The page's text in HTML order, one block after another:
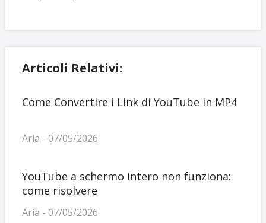
Articoli Relativi:
Come Convertire i Link di YouTube in MP4
Aria - 07/05/2026
YouTube a schermo intero non funziona:
come risolvere
Aria - 07/05/2026